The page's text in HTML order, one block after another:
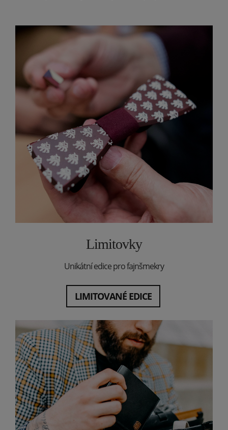
Limitovky
Unikátní edice pro fajnšmekry
LIMITOVANÉ EDICE